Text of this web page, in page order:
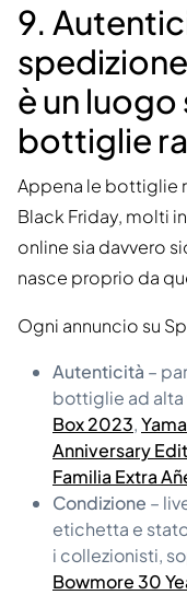
9.
è un
bottiglie
Appena le bottiglie
Black Friday, molti
online sia davvero
nasce proprio da
Ogni annuncio su
Autenticità –
bottiglie ad
Box 2023,
Anniversary
Familia Extra
Condizione –
etichetta e
i collezionisti,
Bowmore 30